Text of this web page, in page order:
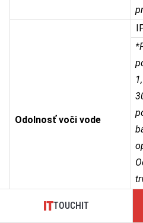
Odolnosť voči vode
TOUCHIT